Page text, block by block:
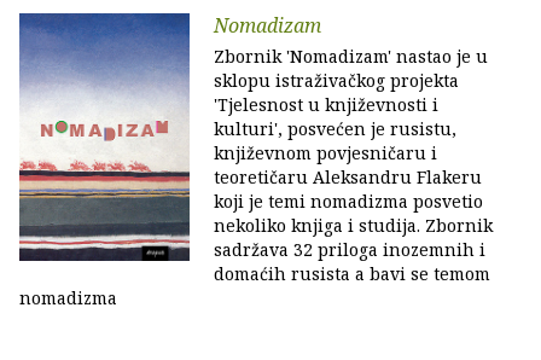
Nomadizam
Zbornik 'Nomadizam' nastao je u
sklopu istraživačkog projekta
'Tjelesnost u književnosti i
kulturi', posvećen je rusistu,
književnom povjesničaru i
teoretičaru Aleksandru Flakeru
koji je temi nomadizma posvetio
nekoliko knjiga i studija. Zbornik
sadržava 32 priloga inozemnih i
domaćih rusista a bavi se temom
nomadizma